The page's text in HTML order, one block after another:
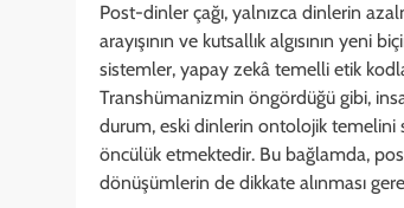
Post-dinler çağı, yalnızca dinlerin
arayışının ve kutsallık algısının
sistemler, yapay zekâ temelli etik
Transhümanizmin öngördüğü gibi,
durum, eski dinlerin ontolojik temelini
öncülük etmektedir. Bu bağlamda,
dönüşümlerin de dikkate alınması